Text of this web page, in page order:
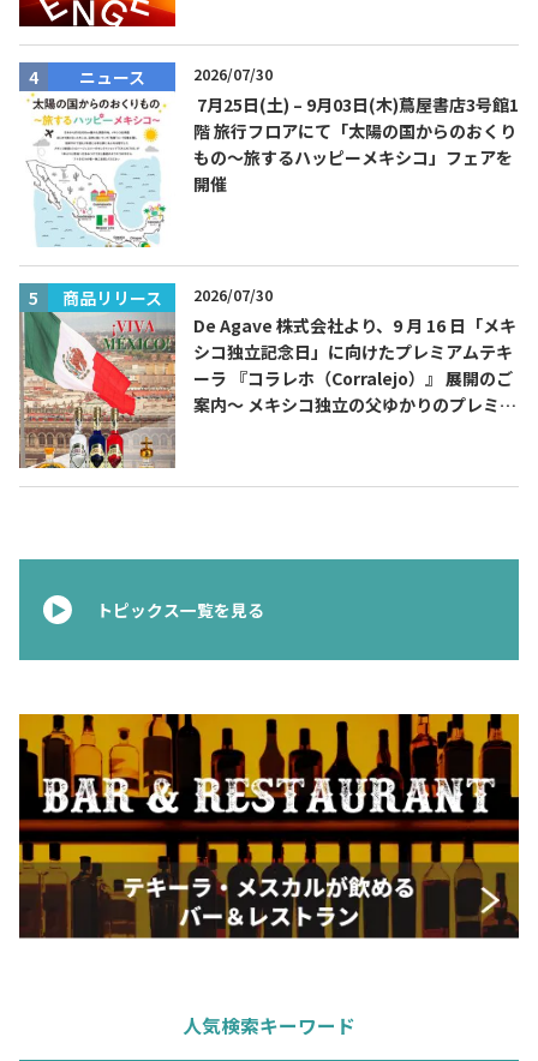
TEQUILA JOURNAL
About テキーラとは
テキーラのつくり方
テキーラの飲み方
メキシコ料理 メキシコ旅行
メキシコの記念日 トピックス
イベント一覧
ニュース 2026/07/30
7月25日(土) – 9月03日(木)蔦屋書店3号館1
階 旅行フロアにて「太陽の国からのおくり
もの～旅するハッピーメキシコ」フェアを
開催
商品リリース 2026/07/30
De Agave 株式会社より、9 月 16 日「メキ
シコ独立記念日」に向けたプレミアムテキ
ーラ 『コラレホ（Corralejo）』 展開のご
案内〜 メキシコ独立の父ゆかりのプレミア
トピックス一覧を見る
人気検索キーワード